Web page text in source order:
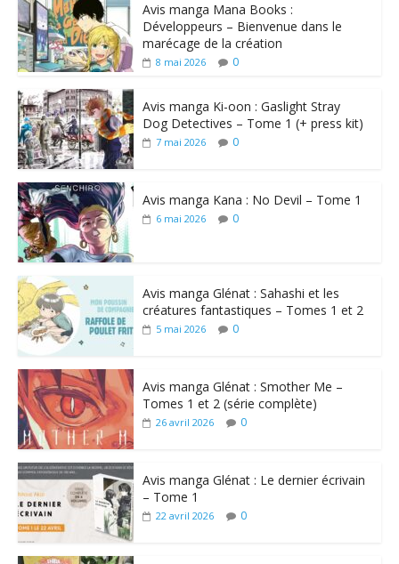
Avis manga Mana Books :
Développeurs – Bienvenue dans le
marécage de la création
8 mai 2026 0
Avis manga Ki-oon : Gaslight Stray
Dog Detectives – Tome 1 (+ press kit)
7 mai 2026 0
Avis manga Kana : No Devil – Tome 1
6 mai 2026 0
Avis manga Glénat : Sahashi et les
créatures fantastiques – Tomes 1 et 2
5 mai 2026 0
Avis manga Glénat : Smother Me –
Tomes 1 et 2 (série complète)
26 avril 2026 0
Avis manga Glénat : Le dernier écrivain
– Tome 1
22 avril 2026 0